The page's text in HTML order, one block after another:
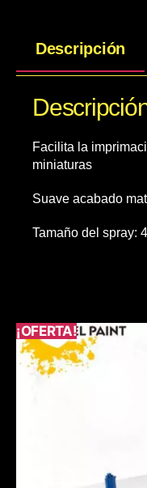
¡OFERTA!
Descripción
Facilita la
miniaturas
Suave acabado
Tamaño del spray: